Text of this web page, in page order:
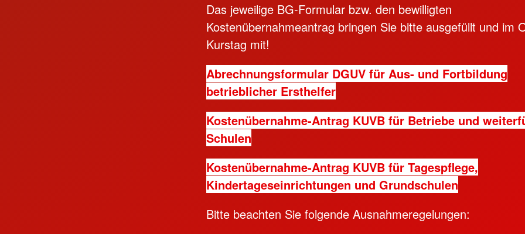
Das jeweilige BG-Formular bzw. den bewilligten
Kosten­übernahme­antrag bringen Sie bitte ausgefüllt und im
Kurstag mit!
Abrechnungsformular DGUV für Aus- und Fortbildung
betrieblicher Ersthelfer
Kostenübernahme-Antrag KUVB für Betriebe und
Schulen
Kostenübernahme-Antrag KUVB​​​​​​​ für Tagespflege,
Kindertageseinrichtungen und Grundschulen
Bitte beachten Sie folgende Ausnahmeregelungen: